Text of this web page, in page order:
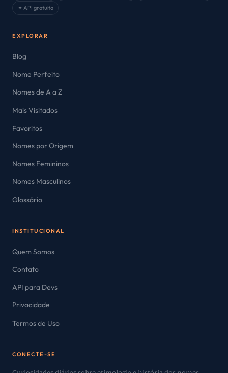
✦ API gratuita
EXPLORAR
Blog
Nome Perfeito
Nomes de A a Z
Mais Visitados
Favoritos
Nomes por Origem
Nomes Femininos
Nomes Masculinos
Glossário
INSTITUCIONAL
Quem Somos
Contato
API para Devs
Privacidade
Termos de Uso
CONECTE-SE